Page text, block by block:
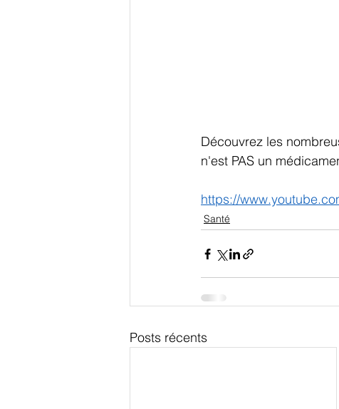
Découvrez les
n'est PAS un
https://
Santé
Posts récents